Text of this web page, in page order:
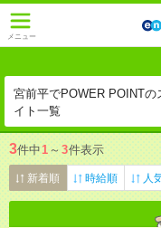
メニュー
宮前平でPOWER POINT
イト一覧
3件中1 ～ 3件表示
新着順 時給順 人